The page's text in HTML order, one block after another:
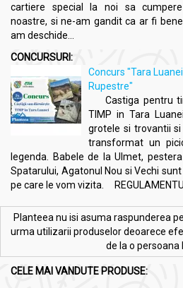
Inhalatiile cu uleiuri volatile
Într-o cană cu apă clocotită se pun 3-
după care se apropie uşor, gradat
lent şi profund vaporii degajaţi.
Aplicaţia durează vreme de 3-7
care a făcut inhalaţia va sta într-un
curenţi de aer.
Băile cu uleiuri volatile
Se fac doar după un test prealabil,
picătură de ulei volatil pe o porţiune
înroşeşte, apar mâncărimi sau
folosit, deoarece avem alergie la
În apa de baie se adaugă 5 picături
prealabil, pentru a nu da reacţii
care se va evapora în aproximativ 7-
cartiere special la noi sa
noastre, si ne-am gandit ca ar fi
am deschide...
CONCURSURI:
Concurs "Tara
Rupestre"
Castiga pentru
TIMP in Tara
grotele si trovantii
transformat un
legenda. Babele de la Ulmet,
Spatarului, Agatonul Nou si Vechi
pe care le vom vizita.
Planteea nu isi asuma raspunderea
urma utilizarii produselor deoarece
de la o persoana
CELE MAI VANDUTE PRODUSE: